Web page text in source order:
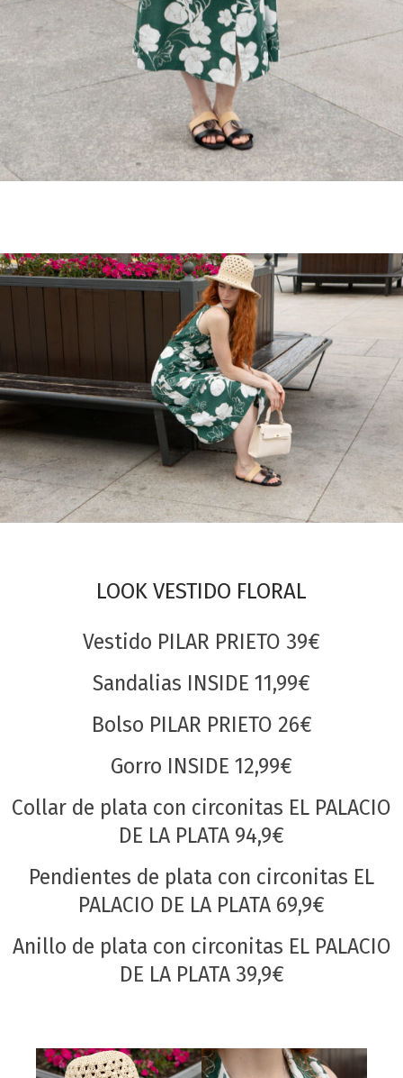
LOOK VESTIDO FLORAL
Vestido PILAR PRIETO 39€
Sandalias INSIDE 11,99€
Bolso PILAR PRIETO 26€
Gorro INSIDE 12,99€
Collar de plata con circonitas EL PALACIO
DE LA PLATA 94,9€
Pendientes de plata con circonitas EL
PALACIO DE LA PLATA 69,9€
Anillo de plata con circonitas EL PALACIO
DE LA PLATA 39,9€